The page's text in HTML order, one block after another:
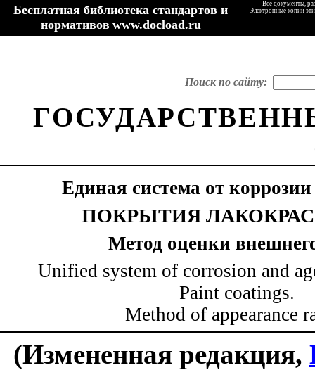
Бесплатная библиотека стандартов и
нормативов www.docload.ru
Все документы,
Электронные копии
Поиск по сайту:
Единая система от
ПОКРЫТИЯ
Метод оценки
Unified system of corrosion and
Paint coatings.
Method of appearance
(Измененная редакция,